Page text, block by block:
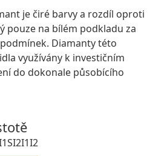
je čiré barvy a rozdíl oproti
pouze na bílém podkladu za
Diamanty této
využívány k investičním
do dokonale působícího
SI2I1I2